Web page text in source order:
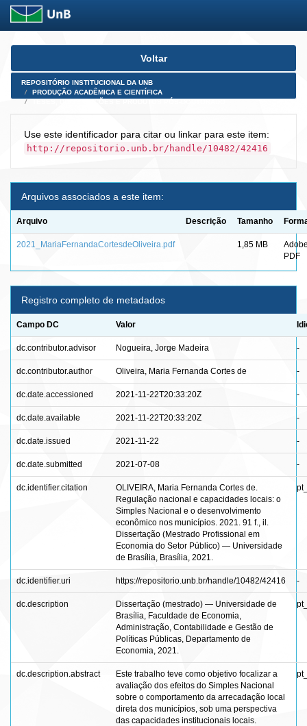
Skip
Voltar
REPOSITÓRIO INSTITUCIONAL DA UNB
PRODUÇÃO ACADÊMICA E CIENTÍFICA
Use este identificador para citar ou linkar para este item:
http://repositorio.unb.br/handle/10482/42416
Arquivos associados a este item:
Arquivo Descrição Tamanho
2021_MariaFernandaCortesdeOliveira.pdf 1,85 MB
PDF
Registro completo de metadados
Campo DC Valor
dc.contributor.advisor Nogueira, Jorge Madeira -
dc.contributor.author Oliveira, Maria Fernanda Cortes de -
dc.date.accessioned 2021-11-22T20:33:20Z -
dc.date.available 2021-11-22T20:33:20Z -
dc.date.issued 2021-11-22 -
dc.date.submitted 2021-07-08 -
dc.identifier.citation
OLIVEIRA, Maria Fernanda Cortes de.
Regulação nacional e capacidades locais: o
Simples Nacional e o desenvolvimento
econômico nos municípios. 2021. 91 f., il.
Dissertação (Mestrado Profissional em
Economia do Setor Público) — Universidade
de Brasília, Brasília, 2021.
dc.identifier.uri https://repositorio.unb.br/handle/10482/42416 -
dc.description
Dissertação (mestrado) — Universidade de
Brasília, Faculdade de Economia,
Administração, Contabilidade e Gestão de
Políticas Públicas, Departamento de
Economia, 2021.
dc.description.abstract
Este trabalho teve como objetivo focalizar a
avaliação dos efeitos do Simples Nacional
sobre o comportamento da arrecadação local
direta dos municípios, sob uma perspectiva
das capacidades institucionais locais.